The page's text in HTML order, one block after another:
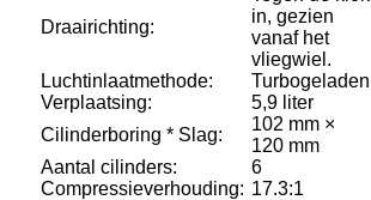
Draairichting:
in, gezien
vanaf het
vliegwiel.
Luchtinlaatmethode:
Turbogeladen
Verplaatsing:
5,9 liter
Cilinderboring * Slag:
102 mm ×
120 mm
Aantal cilinders:
6
Compressieverhouding: 17.3:1